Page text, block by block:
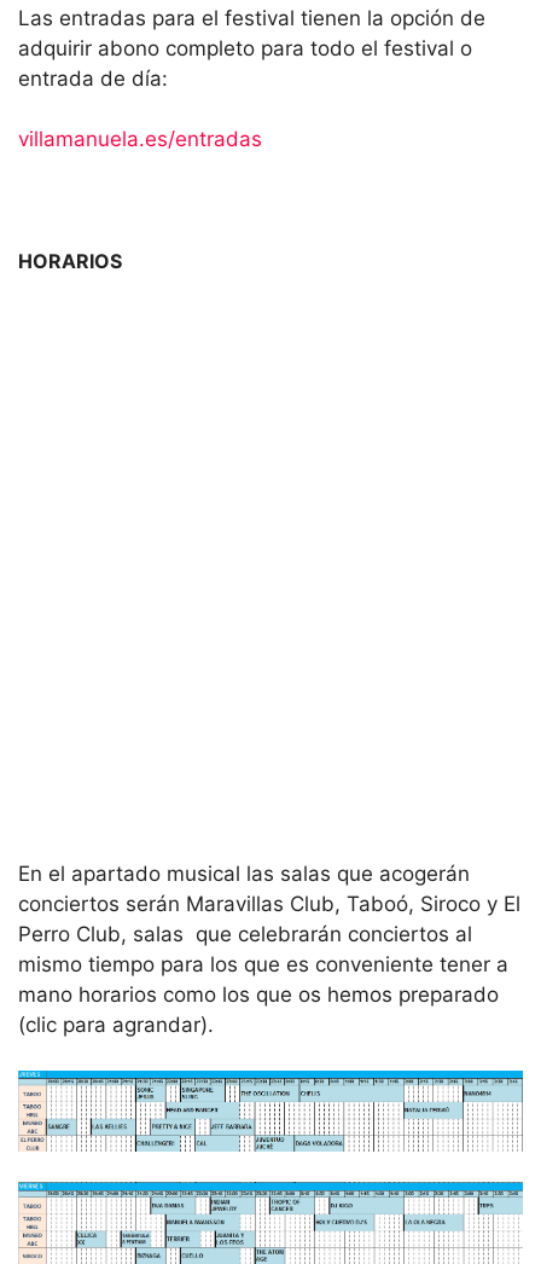
Las entradas para el festival tienen la opción de
adquirir abono completo para todo el festival o
entrada de día:
villamanuela.es/entradas
HORARIOS
En el apartado musical las salas que acogerán
conciertos serán Maravillas Club, Taboó, Siroco y El
Perro Club, salas que celebrarán conciertos al
mismo tiempo para los que es conveniente tener a
mano horarios como los que os hemos preparado
(clic para agrandar).